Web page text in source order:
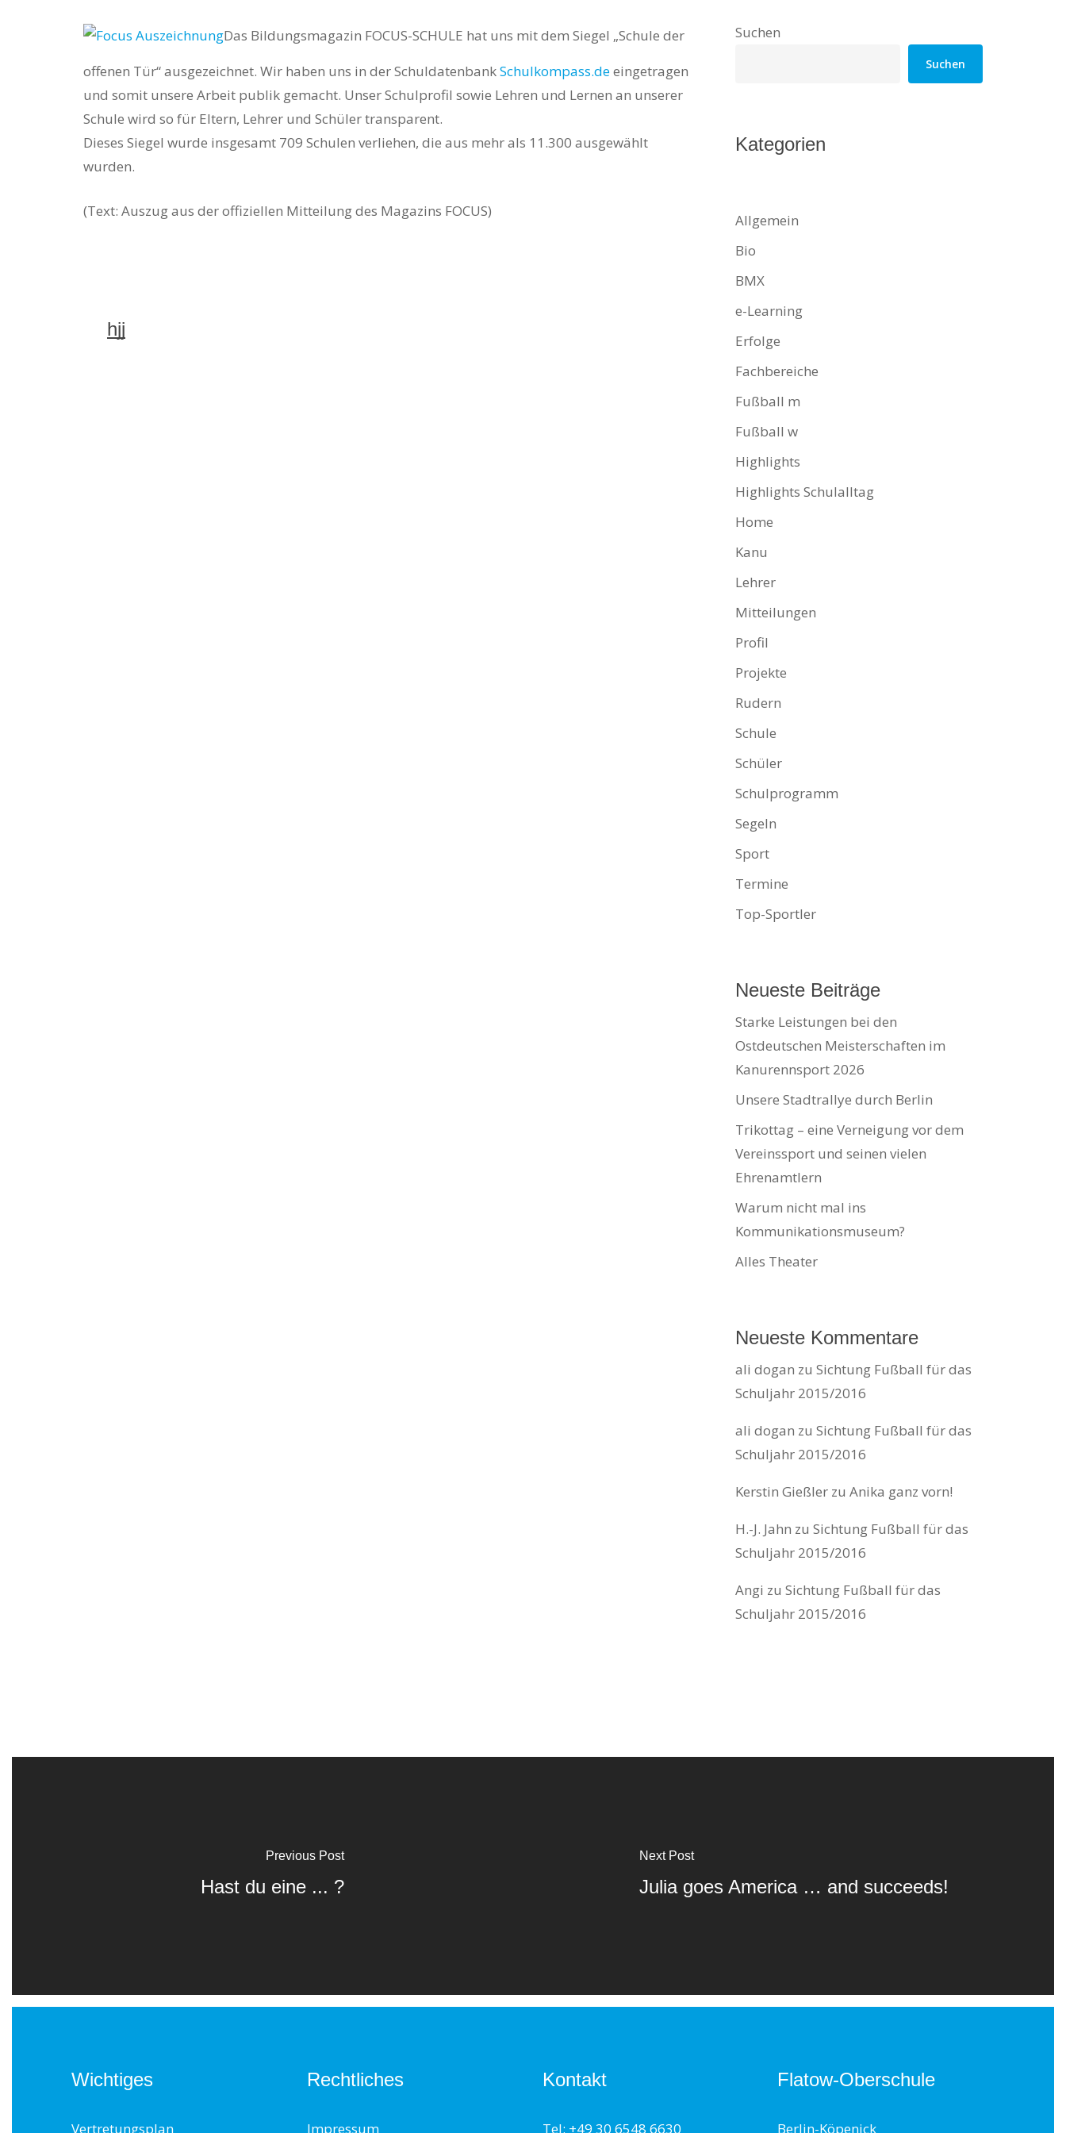
Hit enter to search or ESC to close
Das Bildungsmagazin FOCUS-SCHULE hat uns mit dem Siegel „Schule der
offenen Tür“ ausgezeichnet. Wir haben uns in der SchuldatenbankSchulkompass.deeingetragen
und somit unsere Arbeit publik gemacht. Unser Schulprofil sowie Lehren und Lernen an unserer
Schule wird so für Eltern, Lehrer und Schüler transparent.
Dieses Siegel wurde insgesamt 709 Schulen verliehen, die aus mehr als 11.300 ausgewählt
wurden.
(Text: Auszug aus der offiziellen Mitteilung des Magazins FOCUS)
hjj
Suchen
Suchen
Kategorien
Allgemein
Bio
BMX
e-Learning
Erfolge
Fachbereiche
Fußball m
Fußball w
Highlights
Highlights Schulalltag
Home
Kanu
Lehrer
Mitteilungen
Profil
Projekte
Rudern
Schule
Schüler
Schulprogramm
Segeln
Sport
Termine
Top-Sportler
Neueste Beiträge
Starke Leistungen bei den
Ostdeutschen Meisterschaften im
Kanurennsport 2026
Unsere Stadtrallye durch Berlin
Trikottag – eine Verneigung vor dem
Vereinssport und seinen vielen
Ehrenamtlern
Warum nicht mal ins
Kommunikationsmuseum?
Alles Theater
Neueste Kommentare
ali dogan zuSichtung Fußball für das
Schuljahr 2015/2016
ali dogan zuSichtung Fußball für das
Schuljahr 2015/2016
Kerstin Gießler zuAnika ganz vorn!
H.-J. Jahn zuSichtung Fußball für das
Schuljahr 2015/2016
Angi zuSichtung Fußball für das
Schuljahr 2015/2016
Previous Post
Hast du eine ... ?
Next Post
Julia goes America … and succeeds!
Wichtiges
Vertretungsplan
Rechtliches
Impressum
Kontakt
Tel: +49 30 6548 6630
Flatow-Oberschule
Berlin-Köpenick